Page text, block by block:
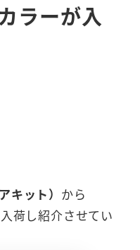
ラーが入
キット） から
荷し紹介させてい